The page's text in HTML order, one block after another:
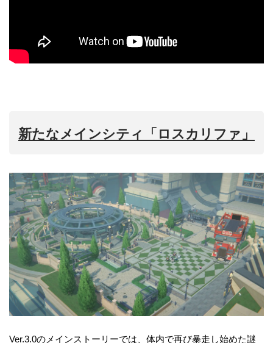
新たなメインシティ「ロスカリファ」
Ver.3.0のメインストーリーでは、体内で再び暴走し始めた謎